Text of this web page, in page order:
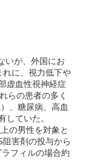
いが、外国にお
れに、視力低下や
虚血性視神経症
らの患者の多く
、糖尿病、高血
していた 。
の男性を対象と
害剤の投与から
フィルの場合約